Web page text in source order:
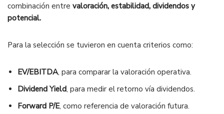
combinación entre valoración, estabilidad, dividendos y
potencial.
Para la selección se tuvieron en cuenta criterios como:
EV/EBITDA, para comparar la valoración operativa.
Dividend Yield, para medir el retorno vía dividendos.
Forward P/E, como referencia de valoración futura.